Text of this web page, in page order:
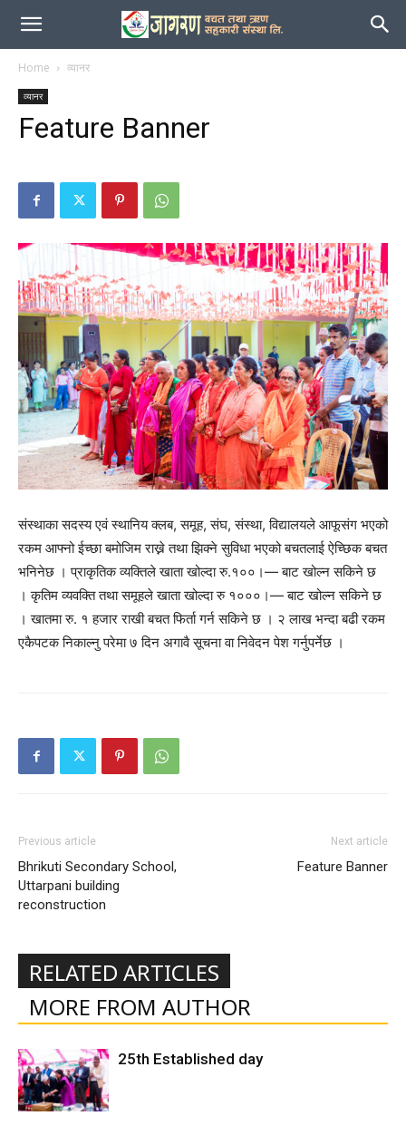
जागरण
Home व्यानर
व्यानर
Feature Banner
संस्थाका सदस्य एवं स्थानिय क्लब, समूह, संघ, संस्था, विद्यालयले आफूसंग भएको
रकम आफ्नो ईच्छा बमोजिम राख्ने तथा झिक्ने सुविधा भएको बचतलाई ऐच्छिक बचत
भनिनेछ । प्राकृतिक व्यक्तिले खाता खोल्दा रु.१००।— बाट खोल्न सकिने छ
। कृतिम व्यवक्ति तथा समूहले खाता खोल्दा रु १०००।— बाट खोल्न सकिने छ
। खातमा रु. १ हजार राखी बचत फिर्ता गर्न सकिने छ । २ लाख भन्दा बढी रकम
एकैपटक निकाल्नु परेमा ७ दिन अगावै सूचना वा निवेदन पेश गर्नुपर्नेछ ।
Previous article
Bhrikuti Secondary School,
Uttarpani building
reconstruction
Next article
Feature Banner
RELATED ARTICLES
MORE FROM AUTHOR
25th Established day